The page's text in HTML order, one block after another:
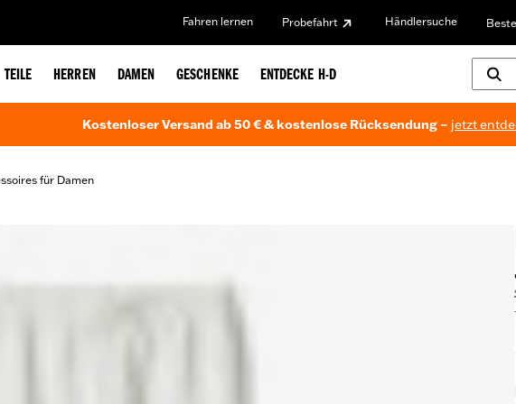
Fahren lernen Probefahrt Händlersuche
TEILE HERREN DAMEN GESCHENKE ENTDECKE H-D
Kostenloser Versand ab 50 € & kostenlose Rücksendung – jetzt
für Damen